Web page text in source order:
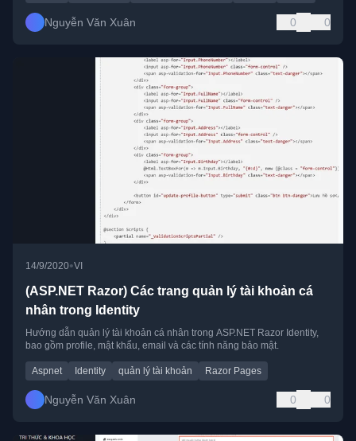
Nguyễn Văn Xuân 0 0
14/9/2020•VI
(ASP.NET Razor) Các trang quản lý tài khoản cá
nhân trong Identity
Hướng dẫn quản lý tài khoản cá nhân trong ASP.NET Razor Identity,
bao gồm profile, mật khẩu, email và các tính năng bảo mật.
Aspnet Identity quản lý tài khoản Razor Pages
Nguyễn Văn Xuân 0 0